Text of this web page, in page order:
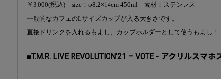
￥3,000(税込) size：φ8.2×14cm 450ml 素材：ステンレス
一般的なカフェのLサイズカップが入る大きさです。
直接ドリンクを入れるもよし、カップホルダーとして使うもよし！
■T.M.R. LIVE REVOLUTION’21 – VOTE - アクリルスマホ